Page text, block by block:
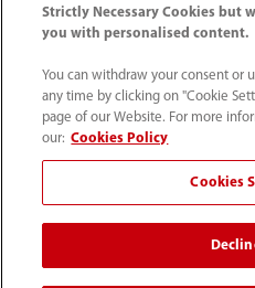
intl-
Strictly Necessary Cookies but
you with personalised content.
You can withdraw your consent or
any time by clicking on "Cookie
page of our Website. For more
our: Cookies Policy
Cookies